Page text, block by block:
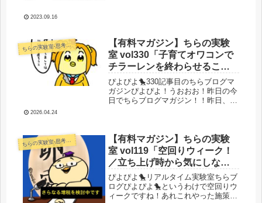
2023.09.16
ちらの実験室-思考・失敗談・リアルタイム実況等を発信します-
【有料マガジン】ちらの実験
室 vol330「子育てオワコンで
チラーレンを終わらせること
にした／ちらアカウントとは
何だったのか」
ぴよぴよ🐤330記事目のちらブログマ
ガジンぴよぴよ！うおおお！昨日の今
日でちらブログマガジン！！昨日、今
くよ！今日のぴよぴよ！🐤ツイッタ
ー...
2026.04.24
ちらの実験室-思考・失敗談・リアルタイム実況等を発信します-
【有料マガジン】ちらの実験
室 vol119「空回りウィーク！
／立ち上げ時から気にしない
といけなかったミス／人生ハ
ードモードフラグ来る／収益
報告とか」
ぴよぴよ🐤リアルタイム実験室ちらブ
ログぴよぴよ🐤というわけで空回りウ
ィークですね！あれこれやった施策が